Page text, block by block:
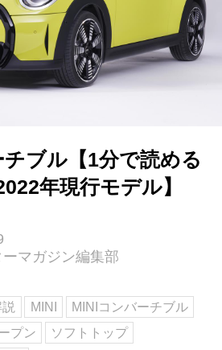
ブル【1分で読める
年現行モデル】
マガジン編集部
MINI
MINIコンバーチブル
プン
ソフトトップ